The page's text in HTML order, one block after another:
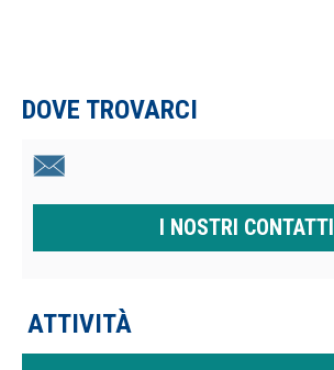
DOVE TROVARCI
I NOSTRI CONTATTI
ATTIVITÀ